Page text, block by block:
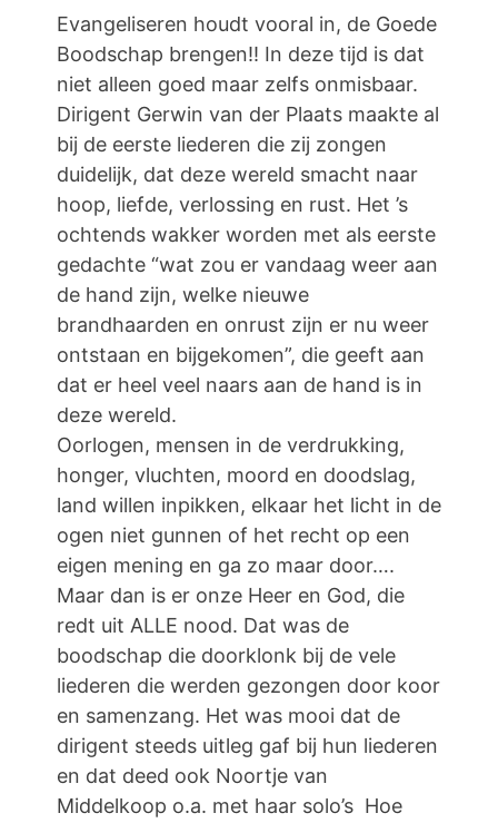
Evangeliseren houdt vooral in, de Goede
Boodschap brengen!! In deze tijd is dat
niet alleen goed maar zelfs onmisbaar.
Dirigent Gerwin van der Plaats maakte al
bij de eerste liederen die zij zongen
duidelijk, dat deze wereld smacht naar
hoop, liefde, verlossing en rust. Het ’s
ochtends wakker worden met als eerste
gedachte “wat zou er vandaag weer aan
de hand zijn, welke nieuwe
brandhaarden en onrust zijn er nu weer
ontstaan en bijgekomen”, die geeft aan
dat er heel veel naars aan de hand is in
deze wereld.
Oorlogen, mensen in de verdrukking,
honger, vluchten, moord en doodslag,
land willen inpikken, elkaar het licht in de
ogen niet gunnen of het recht op een
eigen mening en ga zo maar door….
Maar dan is er onze Heer en God, die
redt uit ALLE nood. Dat was de
boodschap die doorklonk bij de vele
liederen die werden gezongen door koor
en samenzang. Het was mooi dat de
dirigent steeds uitleg gaf bij hun liederen
en dat deed ook Noortje van
Middelkoop o.a. met haar solo’s Hoe